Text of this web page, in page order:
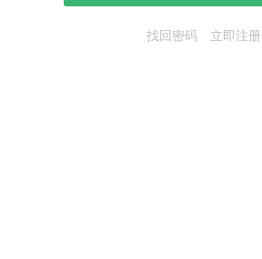
找回密码 立即注册